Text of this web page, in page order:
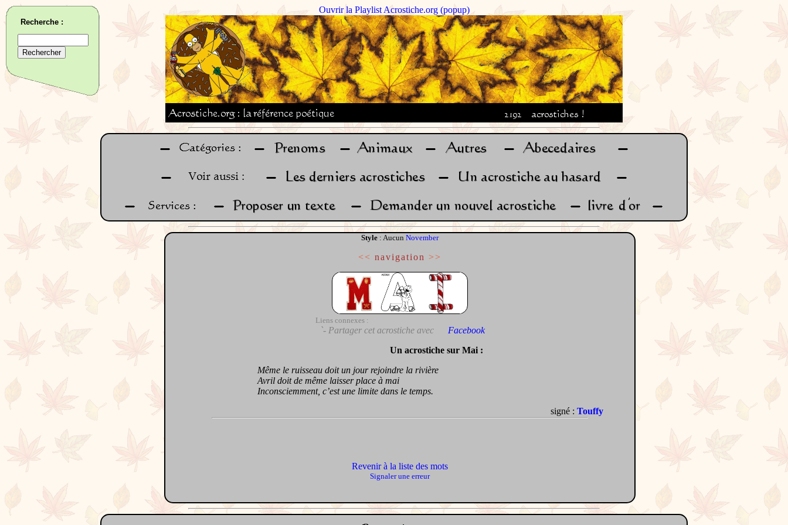
Ouvrir la Playlist Acrostiche.org (popup)
Style : Aucun November
<< navigation >>
Liens connexes :
`- Partager cet acrostiche avec
Facebook
Un acrostiche sur Mai :
Même le ruisseau doit un jour rejoindre la rivière
Avril doit de même laisser place à mai
Inconsciemment, c’est une limite dans le temps.
signé : Touffy
Revenir à la liste des mots
Signaler une erreur
Recherche :